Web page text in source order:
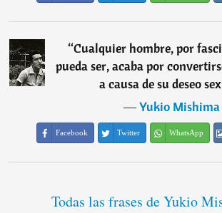
“Cualquier hombre, por
pueda ser, acaba por
a causa de su deseo
―Yukio Mishima
Facebook Twitter WhatsApp
Todas las frases de Yukio